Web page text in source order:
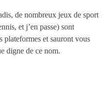
de nombreux jeux de sport
et j’en passe) sont
plateformes et sauront vous
digne de ce nom.